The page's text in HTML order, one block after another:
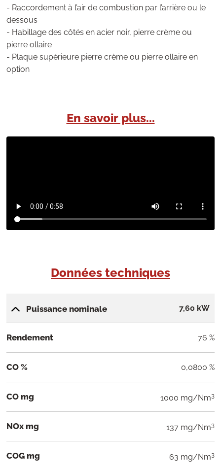
- Raccordement à l’air de combustion par l’arrière ou le
dessous
- Habillage des côtés en acier noir, pierre crème ou
pierre ollaire
- Plaque supérieure pierre crème ou pierre ollaire en
option
En savoir plus...
Données techniques
Puissance nominale 7,60 kW
Rendement 76 %
CO % 0,0800 %
CO mg 1000 mg/Nm3
NOx mg 137 mg/Nm3
COG mg 63 mg/Nm3